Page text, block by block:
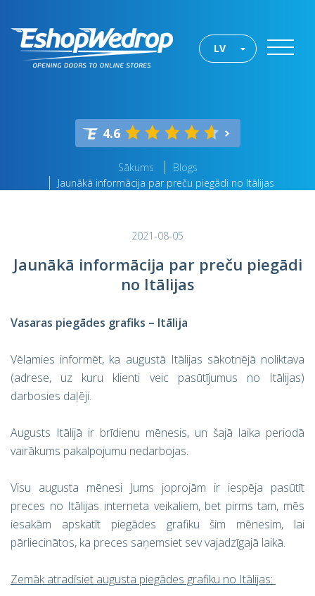
LV
4.6
Sākums
Blogs
Jaunākā informācija par preču piegādi no Itālijas
2021-08-05
Jaunākā informācija par preču piegādi
no Itālijas
Vasaras piegādes grafiks – Itālija
Vēlamies informēt, ka augustā Itālijas sākotnējā noliktava
(adrese, uz kuru klienti veic pasūtījumus no Itālijas)
darbosies daļēji.
Augusts Itālijā ir brīdienu mēnesis, un šajā laika periodā
vairākums pakalpojumu nedarbojas.
Visu augusta mēnesi Jums joprojām ir iespēja pasūtīt
preces no Itālijas interneta veikaliem, bet pirms tam, mēs
iesakām apskatīt piegādes grafiku šim mēnesim, lai
pārliecinātos, ka preces saņemsiet sev vajadzīgajā laikā.
Zemāk atradīsiet augusta piegādes grafiku no Itālijas: